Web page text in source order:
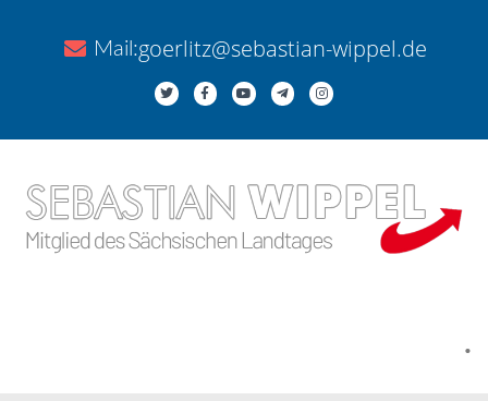
Mail:goerlitz@sebastian-wippel.de
.